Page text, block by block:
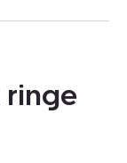
ringe